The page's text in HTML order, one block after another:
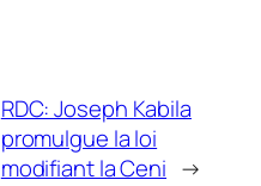
RDC: Joseph Kabila
promulgue la loi
modifiant la Ceni →